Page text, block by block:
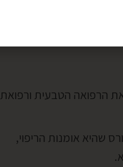
הרפואה הטבעית ורפואת
שהיא אומנות הריפוי,